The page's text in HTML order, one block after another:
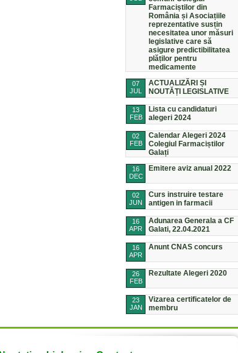
Farmaciștilor din
România și Asociațiile
reprezentative susțin
necesitatea unor măsuri
legislative care să
asigure predictibilitatea
plăților pentru
medicamente
07
JUL
ACTUALIZĂRI ȘI
NOUTĂȚI LEGISLATIVE
13
FEB
Lista cu candidaturi
alegeri 2024
02
FEB
Calendar Alegeri 2024
Colegiul Farmaciștilor
Galați
16
DEC
Emitere aviz anual 2022
02
JUN
Curs instruire testare
antigen in farmacii
16
APR
Adunarea Generala a CF
Galati, 22.04.2021
16
APR
Anunt CNAS concurs
26
FEB
Rezultate Alegeri 2020
23
JAN
Vizarea certificatelor de
membru